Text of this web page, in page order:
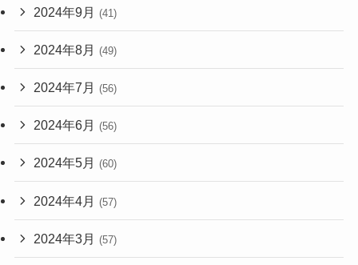
2024年9月 (41)
2024年8月 (49)
2024年7月 (56)
2024年6月 (56)
2024年5月 (60)
2024年4月 (57)
2024年3月 (57)